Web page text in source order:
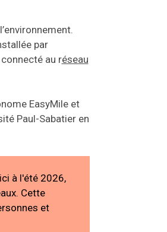
par
au réseau
EasyMile et
Paul-Sabatier en
à l'été 2026,
Cette
et